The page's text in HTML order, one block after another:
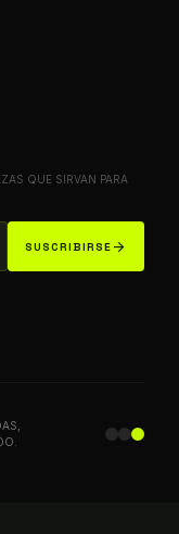
QUE SIRVAN PARA
SUSCRIBIRSE arrow_forward